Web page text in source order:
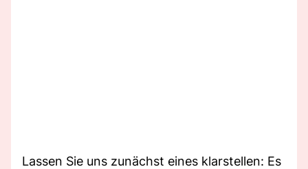
Lassen Sie uns zunächst eines klarstellen: Es